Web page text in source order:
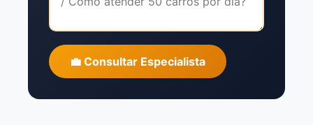
💼 Consultar Especialista